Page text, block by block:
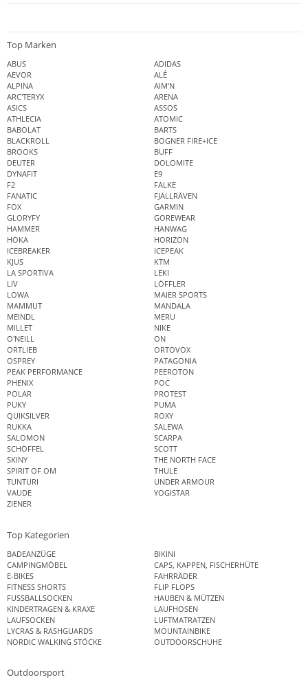
Top Marken
ABUS
ADIDAS
AEVOR
ALÉ
ALPINA
AIM'N
ARC'TERYX
ARENA
ASICS
ASSOS
ATHLECIA
ATOMIC
BABOLAT
BARTS
BLACKROLL
BOGNER FIRE+ICE
BROOKS
BUFF
DEUTER
DOLOMITE
DYNAFIT
E9
F2
FALKE
FANATIC
FJÄLLRÄVEN
FOX
GARMIN
GLORYFY
GOREWEAR
HAMMER
HANWAG
HOKA
HORIZON
ICEBREAKER
ICEPEAK
KJUS
KTM
LA SPORTIVA
LEKI
LIV
LÖFFLER
LOWA
MAIER SPORTS
MAMMUT
MANDALA
MEINDL
MERU
MILLET
NIKE
O'NEILL
ON
ORTLIEB
ORTOVOX
OSPREY
PATAGONIA
PEAK PERFORMANCE
PEEROTON
PHENIX
POC
POLAR
PROTEST
PUKY
PUMA
QUIKSILVER
ROXY
RUKKA
SALEWA
SALOMON
SCARPA
SCHÖFFEL
SCOTT
SKINY
THE NORTH FACE
SPIRIT OF OM
THULE
TUNTURI
UNDER ARMOUR
VAUDE
YOGISTAR
ZIENER
Top Kategorien
BADEANZÜGE
BIKINI
CAMPINGMÖBEL
CAPS, KAPPEN, FISCHERHÜTE
E-BIKES
FAHRRÄDER
FITNESS SHORTS
FLIP FLOPS
FUSSBALLSOCKEN
HAUBEN & MÜTZEN
KINDERTRAGEN & KRAXE
LAUFHOSEN
LAUFSOCKEN
LUFTMATRATZEN
LYCRAS & RASHGUARDS
MOUNTAINBIKE
NORDIC WALKING STÖCKE
OUTDOORSCHUHE
Outdoorsport